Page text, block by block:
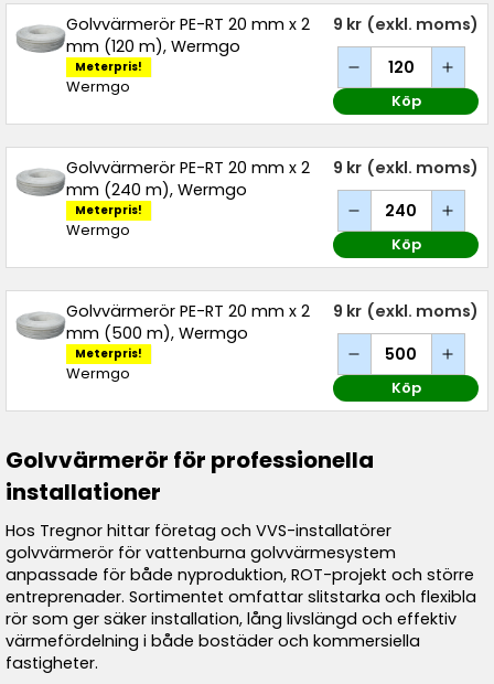
Golvvärmerör PE-RT 20 mm x 2
mm (120 m), Wermgo
Meterpris!
Wermgo
9 kr (exkl. moms)
Köp
Golvvärmerör PE-RT 20 mm x 2
mm (240 m), Wermgo
Meterpris!
Wermgo
9 kr (exkl. moms)
Köp
Golvvärmerör PE-RT 20 mm x 2
mm (500 m), Wermgo
Meterpris!
Wermgo
9 kr (exkl. moms)
Köp
Golvvärmerör för professionella
installationer
Hos Tregnor hittar företag och VVS-installatörer
golvvärmerör för vattenburna golvvärmesystem
anpassade för både nyproduktion, ROT-projekt och större
entreprenader. Sortimentet omfattar slitstarka och flexibla
rör som ger säker installation, lång livslängd och effektiv
värmefördelning i både bostäder och kommersiella
fastigheter.